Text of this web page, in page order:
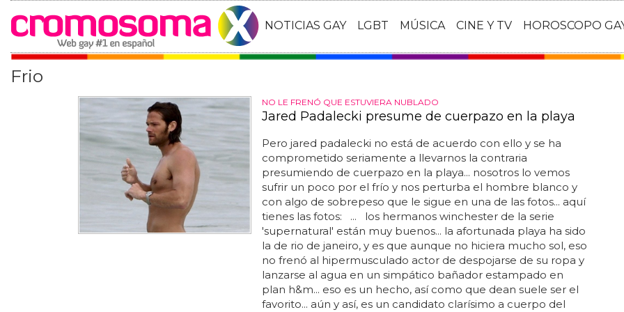
NOTICIAS GAY LGBT MÚSICA CINE Y TV HOROSCOPO
Frio
NO LE FRENÓ QUE ESTUVIERA NUBLADO
Jared Padalecki presume de cuerpazo en la playa
Pero jared padalecki no está de acuerdo con ello y se ha
comprometido seriamente a llevarnos la contraria
presumiendo de cuerpazo en la playa... nosotros lo vemos
sufrir un poco por el frío y nos perturba el hombre blanco y
con algo de sobrepeso que le sigue en una de las fotos... aquí
tienes las fotos: ... los hermanos winchester de la serie
'supernatural' están muy buenos... la afortunada playa ha sido
la de rio de janeiro, y es que aunque no hiciera mucho sol, eso
no frenó al hipermusculado actor de despojarse de su ropa y
lanzarse al agua en un simpático bañador estampado en
plan h&m... eso es un hecho, así como que dean suele ser el
favorito... aún y así, es un candidato clarísimo a cuerpo del